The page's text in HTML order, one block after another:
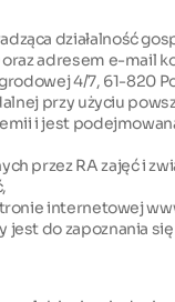
działalność
adresem e-mail
4/7, 61-820
przy użyciu
i jest
przez RA zajęć i
internetowej
do zapoznania